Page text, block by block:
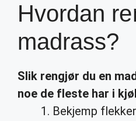
Hvordan
madrass?
Slik rengjør du en
noe de fleste har i
Bekjemp